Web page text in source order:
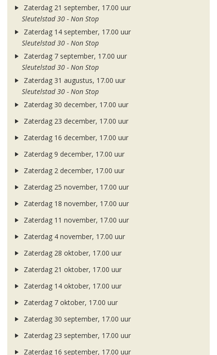
Zaterdag 21 september, 17.00 uur
Sleutelstad 30 - Non Stop
Zaterdag 14 september, 17.00 uur
Sleutelstad 30 - Non Stop
Zaterdag 7 september, 17.00 uur
Sleutelstad 30 - Non Stop
Zaterdag 31 augustus, 17.00 uur
Sleutelstad 30 - Non Stop
Zaterdag 30 december, 17.00 uur
Zaterdag 23 december, 17.00 uur
Zaterdag 16 december, 17.00 uur
Zaterdag 9 december, 17.00 uur
Zaterdag 2 december, 17.00 uur
Zaterdag 25 november, 17.00 uur
Zaterdag 18 november, 17.00 uur
Zaterdag 11 november, 17.00 uur
Zaterdag 4 november, 17.00 uur
Zaterdag 28 oktober, 17.00 uur
Zaterdag 21 oktober, 17.00 uur
Zaterdag 14 oktober, 17.00 uur
Zaterdag 7 oktober, 17.00 uur
Zaterdag 30 september, 17.00 uur
Zaterdag 23 september, 17.00 uur
Zaterdag 16 september, 17.00 uur